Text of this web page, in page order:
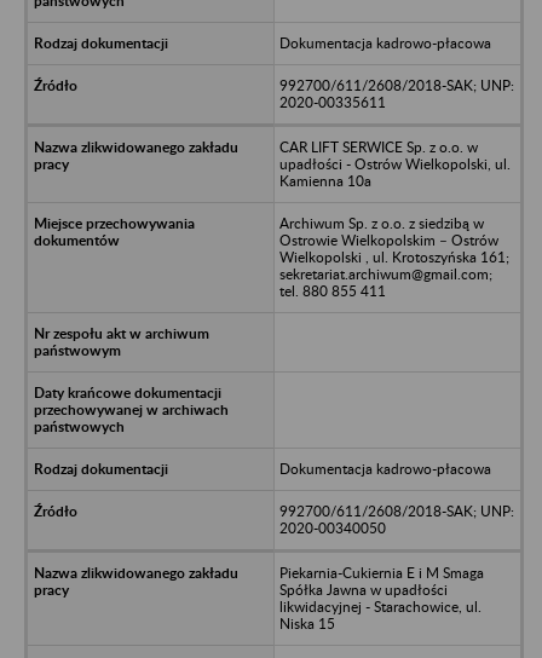
Dokumentacja kadrowo-płacowa
992700/611/2608/2018-SAK; UNP:
2020-00335611
CAR LIFT SERWICE Sp. z o.o. w
upadłości - Ostrów Wielkopolski, ul.
Kamienna 10a
Archiwum Sp. z o.o. z siedzibą w
Ostrowie Wielkopolskim – Ostrów
Wielkopolski , ul. Krotoszyńska 161;
sekretariat.archiwum@gmail.com;
tel. 880 855 411
Dokumentacja kadrowo-płacowa
992700/611/2608/2018-SAK; UNP:
2020-00340050
Piekarnia-Cukiernia E i M Smaga
Spółka Jawna w upadłości
likwidacyjnej - Starachowice, ul.
Niska 15